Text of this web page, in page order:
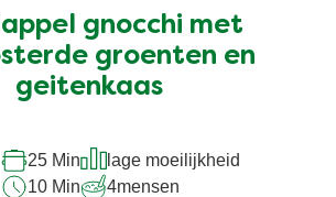
voor
deze
recipe
gnocchi met
groenten en
geitenkaas
25 Min
lage moeilijkheid
10 Min
4mensen